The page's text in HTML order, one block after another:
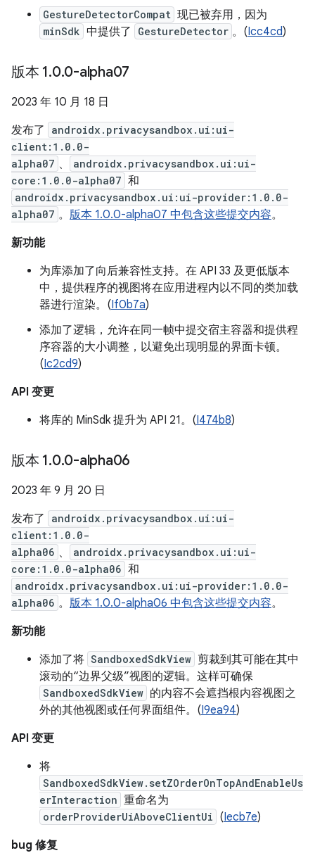
GestureDetectorCompat 现已被弃用，因为
minSdk 中提供了 GestureDetector 。(Icc4cd)
版本 1.0.0-alpha07
2023 年 10 月 18 日
发布了
androidx.privacysandbox.ui:ui-
client:1.0.0-
alpha07 、
androidx.privacysandbox.ui:ui-
core:1.0.0-alpha07 和
androidx.privacysandbox.ui:ui-provider:1.0.0-
alpha07 。 版本 1.0.0-alpha07 中包含这些提交内容。
新功能
为库添加了向后兼容性支持。在 API 33 及更低版本
中，提供程序的视图将在应用进程内以不同的类加载
器进行渲染。(If0b7a)
添加了逻辑，允许在同一帧中提交宿主容器和提供程
序容器的大小调整，以避免出现明显的界面卡顿。
(Ic2cd9)
API 变更
将库的 MinSdk 提升为 API 21。(I474b8)
版本 1.0.0-alpha06
2023 年 9 月 20 日
发布了
androidx.privacysandbox.ui:ui-
client:1.0.0-
alpha06 、
androidx.privacysandbox.ui:ui-
core:1.0.0-alpha06 和
androidx.privacysandbox.ui:ui-provider:1.0.0-
alpha06 。 版本 1.0.0-alpha06 中包含这些提交内容。
新功能
添加了将 SandboxedSdkView 剪裁到其可能在其中
滚动的“边界父级”视图的逻辑。这样可确保
SandboxedSdkView 的内容不会遮挡根内容视图之
外的其他视图或任何界面组件。(I9ea94)
API 变更
将
SandboxedSdkView.setZOrderOnTopAndEnableUs
erInteraction 重命名为
orderProviderUiAboveClientUi (Iecb7e)
bug 修复